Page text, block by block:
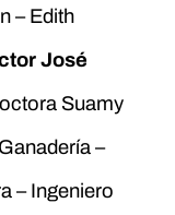
– Edith
José
Suamy
–
– Ingeniero